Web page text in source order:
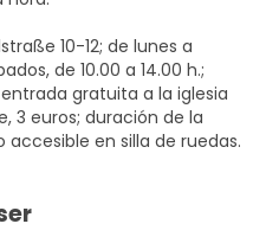
10-12; de lunes a
de 10.00 a 14.00 h.;
entrada gratuita a la iglesia
3 euros; duración de la
en silla de ruedas.